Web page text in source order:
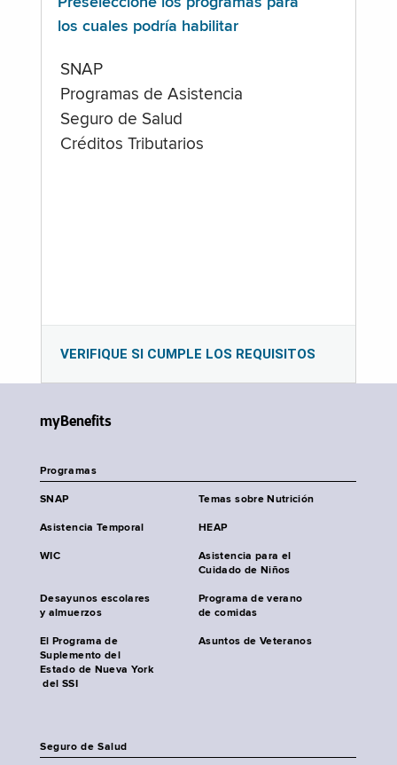
los cuales podría habilitar
SNAP
Programas de Asistencia
Seguro de Salud
Créditos Tributarios
VERIFIQUE SI CUMPLE LOS REQUISITOS
myBenefits
Programas
SNAP Temas sobre Nutrición
Asistencia Temporal HEAP
WIC
Asistencia para el
Cuidado de Niños
Desayunos escolares
y almuerzos
Programa de verano
de comidas
El Programa de
Suplemento del
Estado de Nueva York
del SSI
Asuntos de Veteranos
Seguro de Salud